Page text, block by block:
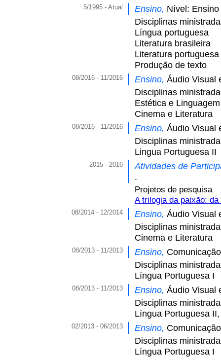
5/1995 - Atual Ensino, Nível:
Disciplinas
Língua portuguesa
Literatura brasileira
Literatura portuguesa
Produção de texto
08/2016 - 11/2016 Ensino, Áudio Visual
Disciplinas
Estética e Linguagem
Cinema e Literatura
08/2016 - 11/2016 Ensino, Áudio Visual
Disciplinas
Lingua Portuguesa II
2015 - 2016
Atividades de
.
Projetos de pesquisa
A trilogia da paixão:
08/2014 - 12/2014 Ensino, Áudio Visual
Disciplinas
Cinema e Literatura
08/2013 - 11/2013 Ensino,
Disciplinas
Língua Portuguesa I
08/2013 - 11/2013 Ensino, Áudio Visual
Disciplinas
Língua Portuguesa
02/2013 - 06/2013 Ensino,
Disciplinas
Língua Portuguesa I